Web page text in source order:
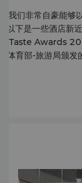
我们非常自豪能够
以下是一些酒店新近荣获的荣
Taste Awards
体育部-旅游局颁
南四星级酒店，为全
荣获美国《福布
（2025 年 5 月
Rosso “Tre